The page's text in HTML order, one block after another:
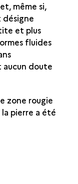
même si,
désigne
et plus
fluides
aucun doute
zone rougie
pierre a été